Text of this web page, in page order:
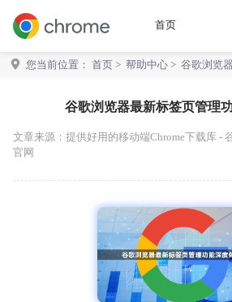
首页
您当前位置： 首页 > 帮助中心 > 谷歌浏览器最新标签页管理功能深度
谷歌浏览器最新标签页管理
文章来源： 提供好用的移动端Chrome下载库 -
官网